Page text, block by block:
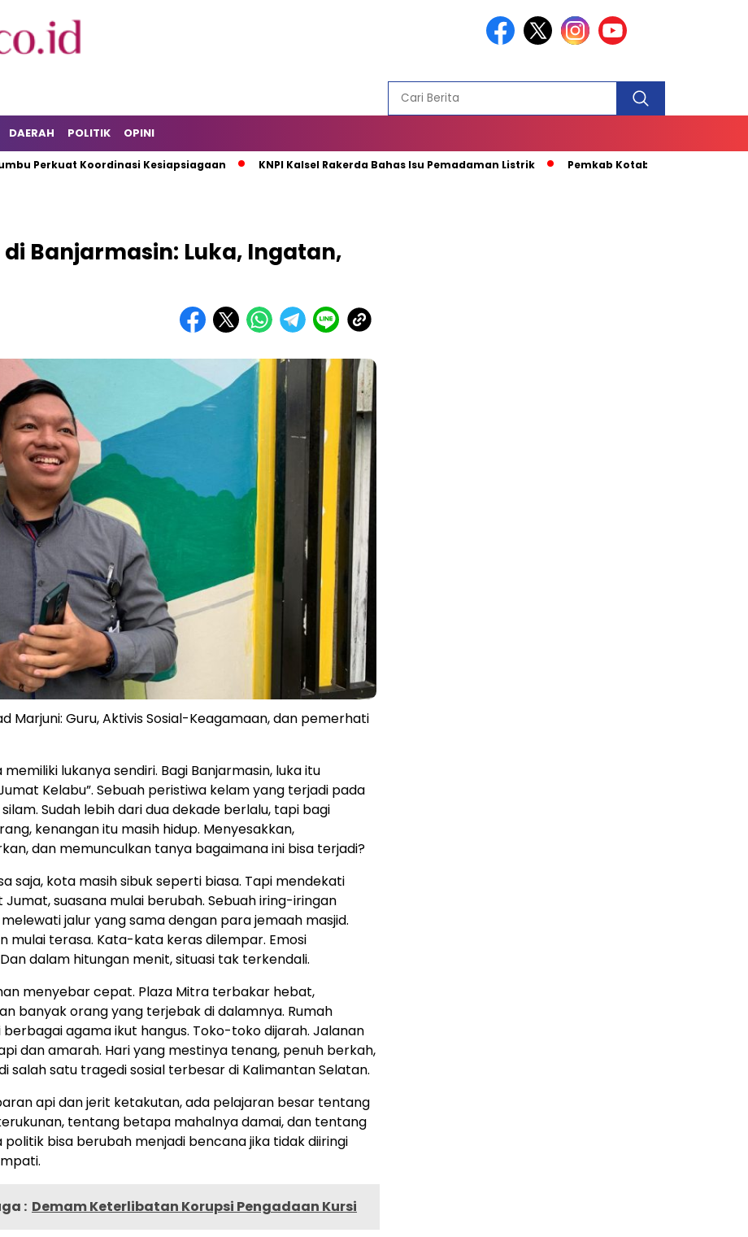
DAERAH POLITIK OPINI
Koordinasi Kesiapsiagaan KNPI Kalsel Rakerda Bahas Isu Pemadaman Listrik Pemkab Kotabaru Apresiasi Kunjungan
Banjarmasin: Luka, Ingatan,
Marjuni: Guru, Aktivis Sosial-Keagamaan, dan pemerhati
lukanya sendiri. Bagi Banjarmasin, luka itu
Kelabu”. Sebuah peristiwa kelam yang terjadi pada
silam. Sudah lebih dari dua dekade berlalu, tapi bagi
kenangan itu masih hidup. Menyesakkan,
dan memunculkan tanya bagaimana ini bisa terjadi?
saja, kota masih sibuk seperti biasa. Tapi mendekati
Jumat, suasana mulai berubah. Sebuah iring-iringan
jalur yang sama dengan para jemaah masjid.
mulai terasa. Kata-kata keras dilempar. Emosi
dalam hitungan menit, situasi tak terkendali.
menyebar cepat. Plaza Mitra terbakar hebat,
banyak orang yang terjebak di dalamnya. Rumah
agama ikut hangus. Toko-toko dijarah. Jalanan
dan amarah. Hari yang mestinya tenang, penuh berkah,
salah satu tragedi sosial terbesar di Kalimantan Selatan.
api dan jerit ketakutan, ada pelajaran besar tentang
tentang betapa mahalnya damai, dan tentang
politik bisa berubah menjadi bencana jika tidak diiringi
: Demam Keterlibatan Korupsi Pengadaan Kursi